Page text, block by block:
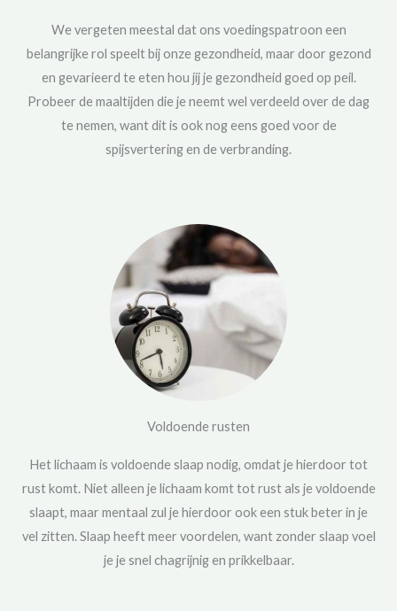
We vergeten meestal dat ons voedingspatroon een
belangrijke rol speelt bij onze gezondheid, maar door gezond
en gevarieerd te eten hou jij je gezondheid goed op peil.
Probeer de maaltijden die je neemt wel verdeeld over de dag
te nemen, want dit is ook nog eens goed voor de
spijsvertering en de verbranding.
Voldoende rusten
Het lichaam is voldoende slaap nodig, omdat je hierdoor tot
rust komt. Niet alleen je lichaam komt tot rust als je voldoende
slaapt, maar mentaal zul je hierdoor ook een stuk beter in je
vel zitten. Slaap heeft meer voordelen, want zonder slaap voel
je je snel chagrijnig en prikkelbaar.